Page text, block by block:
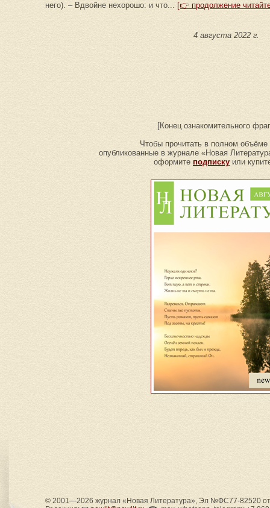
него). – Вдвойне нехорошо: и что... [👉 продолжение
4 августа 2022 г.
[Конец ознакомительного
Чтобы прочитать в полном объёме
опубликованные в журнале «Новая
оформите подписку или
© 2001—2026 журнал «Новая Литература», Эл №ФС77-82520